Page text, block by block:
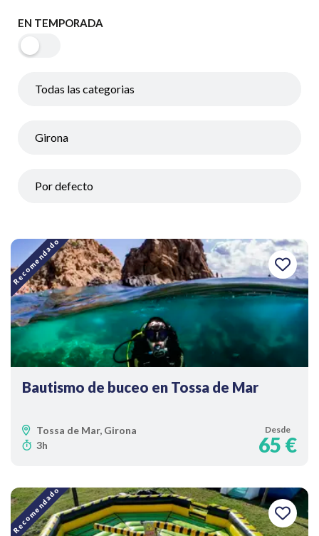
EN TEMPORADA
Recomendado
Bautismo de buceo en Tossa de Mar
Tossa de Mar, Girona
3h
Desde
65 €
Recomendado